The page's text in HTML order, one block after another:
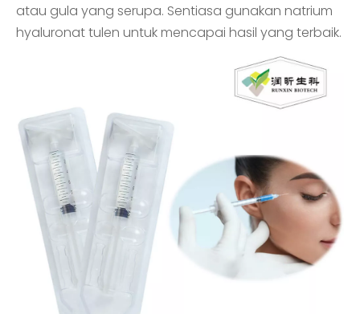
atau gula yang serupa. Sentiasa gunakan natrium
hyaluronat tulen untuk mencapai hasil yang terbaik.